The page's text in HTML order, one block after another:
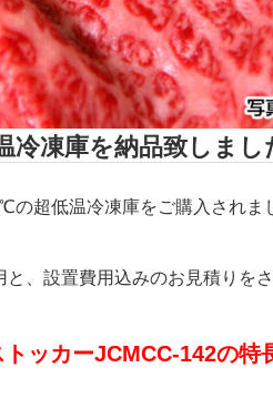
凍庫を納品致しまし
超低温冷凍庫をご購入されま
、設置費用込みのお見積りをさ
ッカーJCMCC-142の特